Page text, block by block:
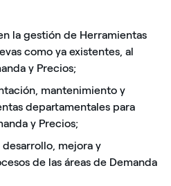
la gestión de Herramientas
como ya existentes, al
y Precios;
mantenimiento y
departamentales para
y Precios;
mejora y
de las áreas de Demanda